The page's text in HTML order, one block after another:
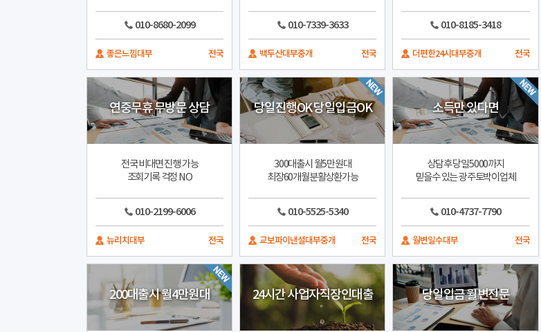
010-8680-2099
좋은느낌대부 전국
010-7339-3633
백두산대부중개 전국
010-8185-3418
더편한24시대부중개 전국
연중무휴 무방문 상담
전국 비대면 진행 가능
조회기록 걱정 NO
010-2199-6006
뉴리치대부 전국
당일진행OK 당일입금OK
300대출시 월5만원대
최장60개월분활상환가능
010-5525-5340
교보파이낸셜대부중개 전국
소득만 있다면
상담후 당일5000까지
믿을수 있는 광주토박이업체
010-4737-7790
월변일수대부 전국
200대출시 월4만원대 24시간 사업자직장인대출 당일입금 월변전문